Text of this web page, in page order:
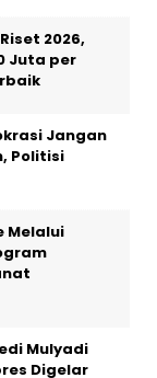
2026,
Juta per
Jangan
Politisi
Melalui
Mulyadi
Digelar